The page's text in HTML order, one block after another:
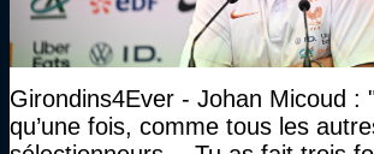
Girondins4Ever - Johan Micoud :
qu’une fois, comme tous les